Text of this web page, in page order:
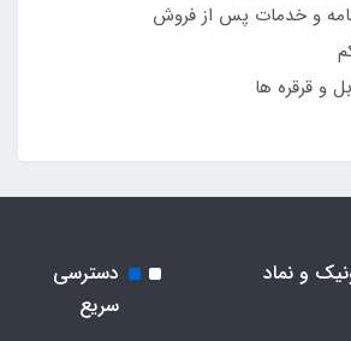
و خدمات پس از فروش
و قرقره ها
و نماد
دسترسی
سریع